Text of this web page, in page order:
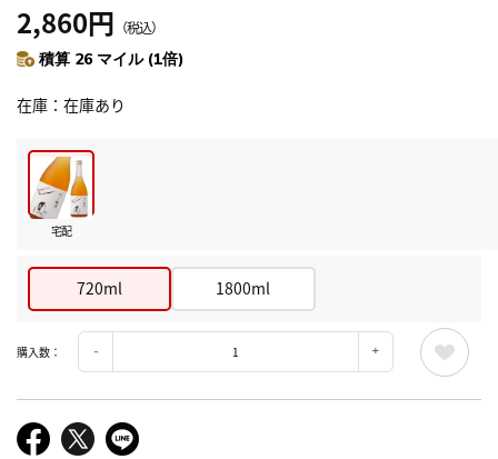
2,860円 （税込）
積算 26 マイル (1倍)
在庫 在庫あり
宅配
720ml 1800ml
購入数：